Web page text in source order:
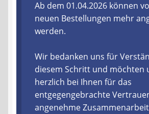
Gutschein
Batterien- und Akku Verordnung
Elektro- und Elektronikgeräte
Öle- und Schmierstoff Verordnung
Ab dem 01.04.2026 können
neuen Bestellungen mehr
werden.
Wir bedanken uns für
diesem Schritt und möchten
herzlich bei Ihnen für das
entgegengebrachte
angenehme